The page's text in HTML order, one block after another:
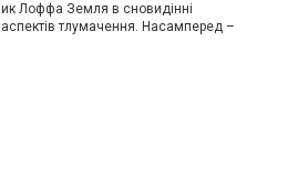
Лоффа Земля в сновидінні
тлумачення. Насамперед –